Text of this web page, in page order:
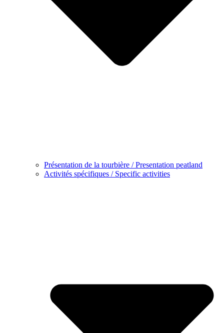
Présentation de la tourbière / Presentation peatland
Activités spécifiques / Specific activities